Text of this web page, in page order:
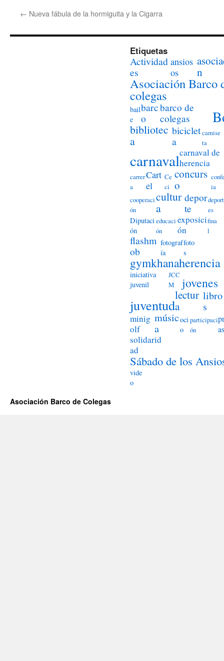
← Nueva fábula de la hormiguita y la Cigarra
Etiquetas
Actividad
es
ansios
os
n
Asociación Barco
colegas
bail
e
barc
o
barco de
colegas
bibliotec
a
biciclet
a
camise
ta
carnavalcarnaval de
herencia
carrer
a
Cart
el
Ce
ci
concurs
o
ia
cooperaci
ón
cultur
a
depor
te
deport
es
Diputaci
ón
educaci
ón
exposici
ón
fina
l
flashm
ob
fotograf
ía
foto
s
gymkhanaherencia
iniciativa
juvenil
JCC
M
jovenes
juventud
lectur
a
libro
s
minig
olf
músic
a
oci
o
participaci
ón
as
solidarid
ad
Sábado de los
vide
o
Asociación Barco de Colegas